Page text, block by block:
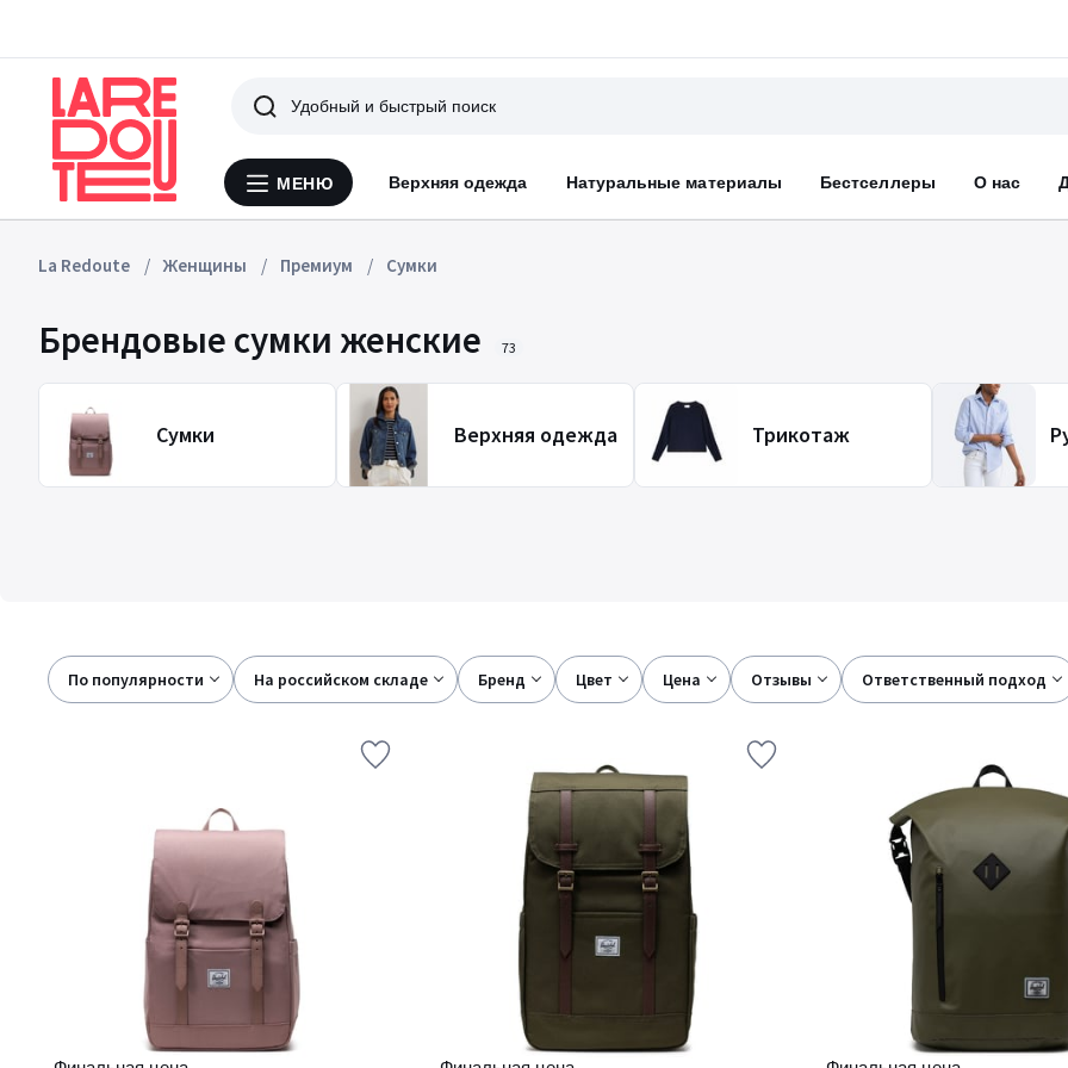
Меню
МЕНЮ Верхняя одежда Натуральные материалы Бестселлеры О нас
Поиск
La Redoute Женщины Премиум Сумки
Брендовые сумки женские 73
Сумки Верхняя одежда Трикотаж
По популярности
на российском складе бренд цвет цена отзывы ответственный подход